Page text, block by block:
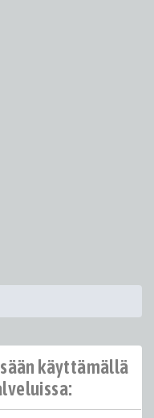
käyttämällä